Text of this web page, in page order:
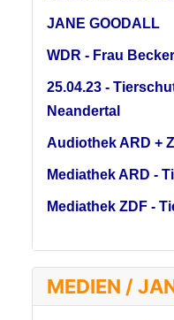
JANE GOODALL
WDR - Frau
25.04.23 -
Neandertal
Audiothek ARD +
Mediathek ARD -
Mediathek ZDF -
MEDIEN /